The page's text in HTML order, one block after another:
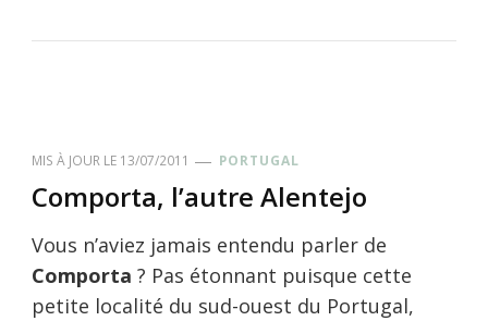
MIS À JOUR LE 13/07/2011 PORTUGAL
Comporta, l’autre Alentejo
Vous n’aviez jamais entendu parler de
Comporta ? Pas étonnant puisque cette
petite localité du sud-ouest du Portugal,